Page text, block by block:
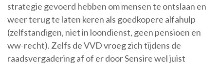
strategie gevoerd hebben om mensen te ontslaan en
weer terug te laten keren als goedkopere alfahulp
(zelfstandigen, niet in loondienst, geen pensioen en
ww-recht). Zelfs de VVD vroeg zich tijdens de
raadsvergadering af of er door Sensire wel juist